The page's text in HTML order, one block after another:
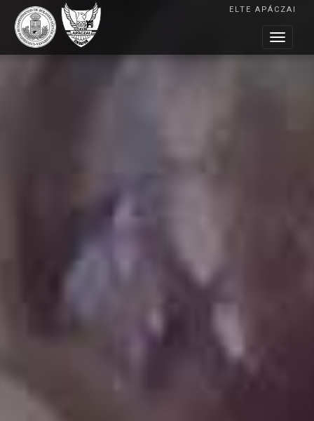
ELTE APÁCZAI